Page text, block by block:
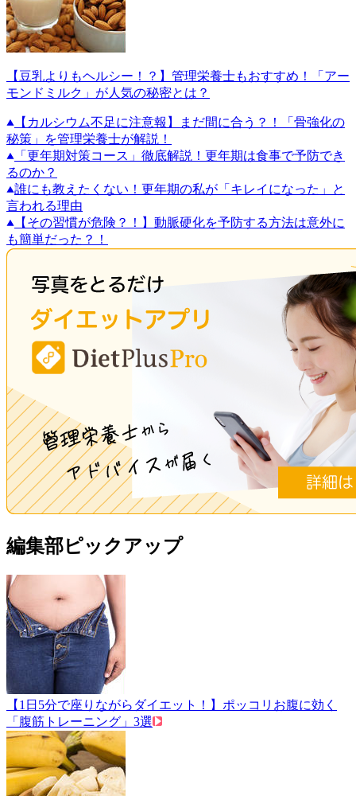
【豆乳よりもヘルシー！？】管理栄養士もおすすめ！「アー
モンドミルク」が人気の秘密とは？
【カルシウム不足に注意報】まだ間に合う？！「骨強化の
秘策」を管理栄養士が解説！
「更年期対策コース」徹底解説！更年期は食事で予防でき
るのか？
誰にも教えたくない！更年期の私が「キレイになった」と
言われる理由
【その習慣が危険？！】動脈硬化を予防する方法は意外に
も簡単だった？！
編集部ピックアップ
【1日5分で座りながらダイエット！】ポッコリお腹に効く
「腹筋トレーニング」3選